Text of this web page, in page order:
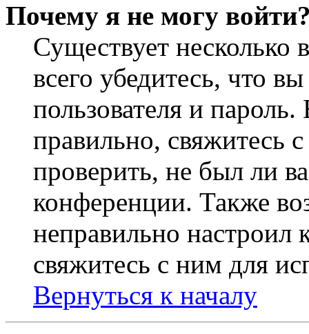
Почему я не могу
Существует
всего убедитесь, что
пользователя и
правильно, свяжитесь
проверить, не был ли
конференции. Также
неправильно
свяжитесь с ним для
Вернуться к началу